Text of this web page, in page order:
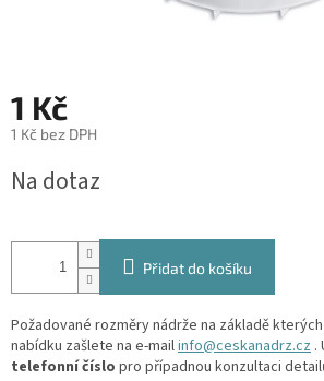
1 Kč
1 Kč bez DPH
cena:
Na dotaz
Přidat do košíku
Požadované rozměry nádrže na základě
nabídku zašlete na e-mailinfo@ceskanadrz.cz .
telefonní číslo pro případnou konzultaci